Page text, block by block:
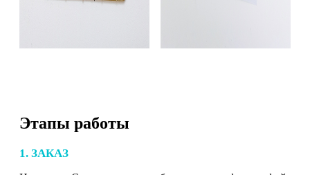
Этапы работы
1. ЗАКАЗ